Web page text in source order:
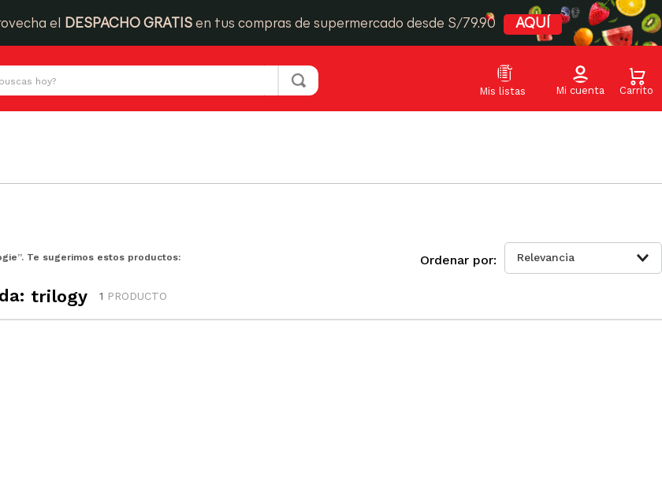
el DESPACHO GRATIS en tus compras de supermercado desde S/79.90 AQUÍ
hoy?
”. Te sugerimos estos productos:
trilogy 1 PRODUCTO
Relevancia